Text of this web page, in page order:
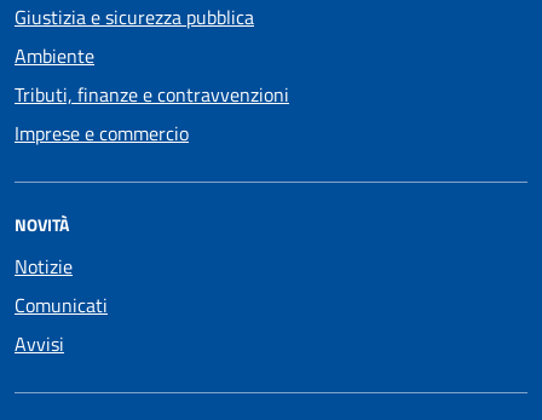
Giustizia e sicurezza pubblica
Ambiente
Tributi, finanze e contravvenzioni
Imprese e commercio
NOVITÀ
Notizie
Comunicati
Avvisi